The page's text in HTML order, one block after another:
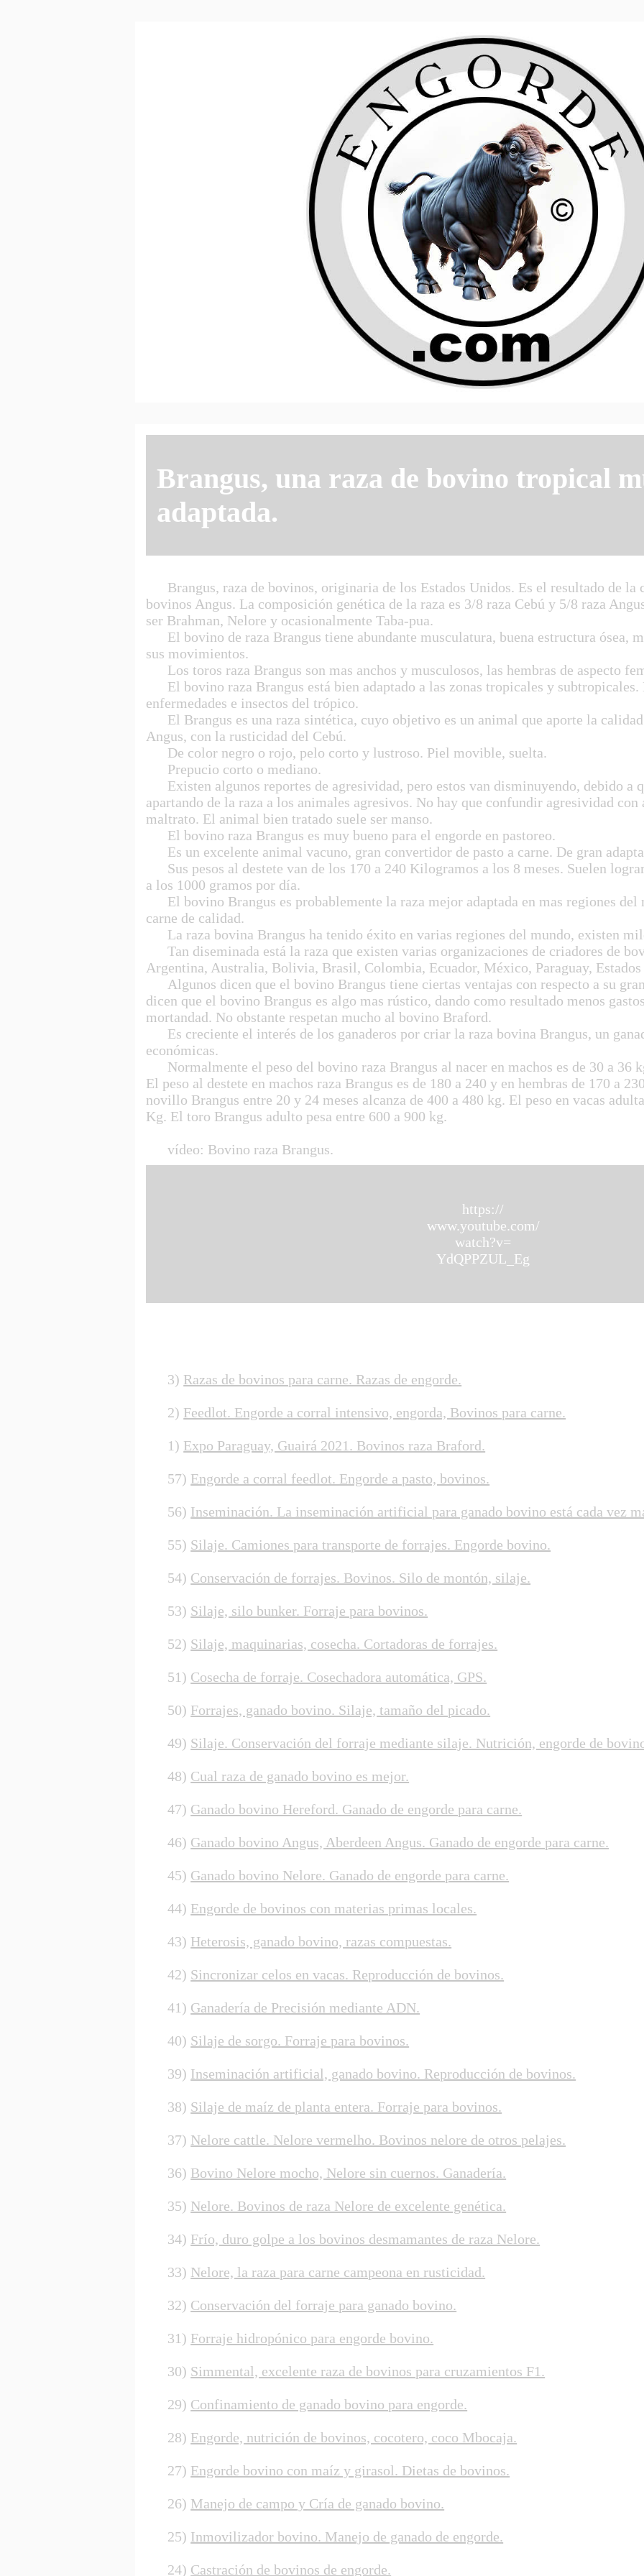
Brangus, una raza de bovino tropical
adaptada.
Brangus, raza de bovinos, originaria de los Estados Unidos. Es el resultado de la
bovinos Angus. La composición genética de la raza es 3/8 raza Cebú y 5/8 raza
ser Brahman, Nelore y ocasionalmente Taba-pua.
El bovino de raza Brangus tiene abundante musculatura, buena estructura ósea,
sus movimientos.
Los toros raza Brangus son mas anchos y musculosos, las hembras de aspecto
El bovino raza Brangus está bien adaptado a las zonas tropicales y subtropicales.
enfermedades e insectos del trópico.
El Brangus es una raza sintética, cuyo objetivo es un animal que aporte la
Angus, con la rusticidad del Cebú.
De color negro o rojo, pelo corto y lustroso. Piel movible, suelta.
Prepucio corto o mediano.
Existen algunos reportes de agresividad, pero estos van disminuyendo, debido a
apartando de la raza a los animales agresivos. No hay que confundir agresividad
maltrato. El animal bien tratado suele ser manso.
El bovino raza Brangus es muy bueno para el engorde en pastoreo.
Es un excelente animal vacuno, gran convertidor de pasto a carne. De gran
Sus pesos al destete van de los 170 a 240 Kilogramos a los 8 meses. Suelen
a los 1000 gramos por día.
El bovino Brangus es probablemente la raza mejor adaptada en mas regiones del
carne de calidad.
La raza bovina Brangus ha tenido éxito en varias regiones del mundo, existen
Tan diseminada está la raza que existen varias organizaciones de criadores de
Argentina, Australia, Bolivia, Brasil, Colombia, Ecuador, México, Paraguay,
Algunos dicen que el bovino Brangus tiene ciertas ventajas con respecto a su
dicen que el bovino Brangus es algo mas rústico, dando como resultado menos
mortandad. No obstante respetan mucho al bovino Braford.
Es creciente el interés de los ganaderos por criar la raza bovina Brangus, un
económicas.
Normalmente el peso del bovino raza Brangus al nacer en machos es de 30 a 36
El peso al destete en machos raza Brangus es de 180 a 240 y en hembras de 170 a
novillo Brangus entre 20 y 24 meses alcanza de 400 a 480 kg. El peso en vacas
Kg. El toro Brangus adulto pesa entre 600 a 900 kg.
vídeo: Bovino raza Brangus.
https://
www.youtube.com/
watch?v=
YdQPPZUL_Eg
3) Razas de bovinos para carne. Razas de engorde.
2) Feedlot. Engorde a corral intensivo, engorda, Bovinos para carne.
1) Expo Paraguay, Guairá 2021. Bovinos raza Braford.
57) Engorde a corral feedlot. Engorde a pasto, bovinos.
56) Inseminación. La inseminación artificial para ganado bovino está cada vez
55) Silaje. Camiones para transporte de forrajes. Engorde bovino.
54) Conservación de forrajes. Bovinos. Silo de montón, silaje.
53) Silaje, silo bunker. Forraje para bovinos.
52) Silaje, maquinarias, cosecha. Cortadoras de forrajes.
51) Cosecha de forraje. Cosechadora automática, GPS.
50) Forrajes, ganado bovino. Silaje, tamaño del picado.
49) Silaje. Conservación del forraje mediante silaje. Nutrición, engorde de
48) Cual raza de ganado bovino es mejor.
47) Ganado bovino Hereford. Ganado de engorde para carne.
46) Ganado bovino Angus, Aberdeen Angus. Ganado de engorde para carne.
45) Ganado bovino Nelore. Ganado de engorde para carne.
44) Engorde de bovinos con materias primas locales.
43) Heterosis, ganado bovino, razas compuestas.
42) Sincronizar celos en vacas. Reproducción de bovinos.
41) Ganadería de Precisión mediante ADN.
40) Silaje de sorgo. Forraje para bovinos.
39) Inseminación artificial, ganado bovino. Reproducción de bovinos.
38) Silaje de maíz de planta entera. Forraje para bovinos.
37) Nelore cattle. Nelore vermelho. Bovinos nelore de otros pelajes.
36) Bovino Nelore mocho, Nelore sin cuernos. Ganadería.
35) Nelore. Bovinos de raza Nelore de excelente genética.
34) Frío, duro golpe a los bovinos desmamantes de raza Nelore.
33) Nelore, la raza para carne campeona en rusticidad.
32) Conservación del forraje para ganado bovino.
31) Forraje hidropónico para engorde bovino.
30) Simmental, excelente raza de bovinos para cruzamientos F1.
29) Confinamiento de ganado bovino para engorde.
28) Engorde, nutrición de bovinos, cocotero, coco Mbocaja.
27) Engorde bovino con maíz y girasol. Dietas de bovinos.
26) Manejo de campo y Cría de ganado bovino.
25) Inmovilizador bovino. Manejo de ganado de engorde.
24) Castración de bovinos de engorde.